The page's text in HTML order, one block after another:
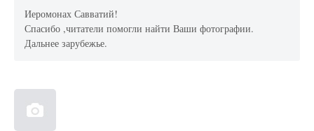
Иеромонах Савватий!
Спасибо ,читатели помогли найти Ваши фотографии.
Дальнее зарубежье.